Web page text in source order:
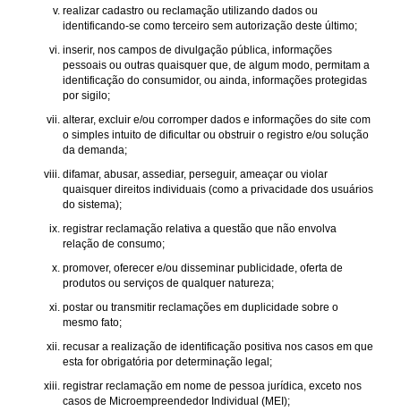
realizar cadastro ou reclamação utilizando dados ou
identificando-se como terceiro sem autorização deste último;
inserir, nos campos de divulgação pública, informações
pessoais ou outras quaisquer que, de algum modo, permitam a
identificação do consumidor, ou ainda, informações protegidas
por sigilo;
alterar, excluir e/ou corromper dados e informações do site com
o simples intuito de dificultar ou obstruir o registro e/ou solução
da demanda;
difamar, abusar, assediar, perseguir, ameaçar ou violar
quaisquer direitos individuais (como a privacidade dos usuários
do sistema);
registrar reclamação relativa a questão que não envolva
relação de consumo;
promover, oferecer e/ou disseminar publicidade, oferta de
produtos ou serviços de qualquer natureza;
postar ou transmitir reclamações em duplicidade sobre o
mesmo fato;
recusar a realização de identificação positiva nos casos em que
esta for obrigatória por determinação legal;
registrar reclamação em nome de pessoa jurídica, exceto nos
casos de Microempreendedor Individual (MEI);